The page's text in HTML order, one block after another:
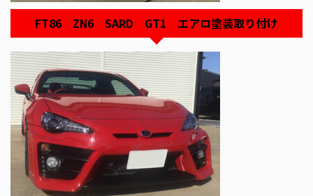
FT86 ZN6 SARD GT1 エアロ塗装取り付け